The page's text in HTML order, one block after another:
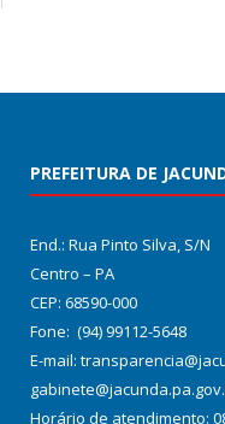
PREFEITURA DE
End.: Rua Pinto Silva, S/N
Centro – PA
CEP: 68590-000
Fone: (94) 99112-5648
E-mail:
Horário de atendimento: